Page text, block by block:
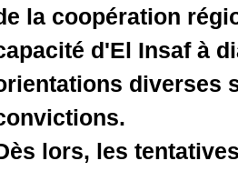
de la
capacité
Dès lors,